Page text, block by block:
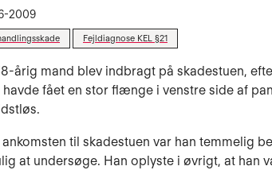
2009
Fejldiagnose KEL §21
årig mand blev indbragt på skadestuen,
havde fået en stor flænge i venstre side af
ankomsten til skadestuen var han temmelig
at un­dersøge. Han oplyste i øvrigt, at han